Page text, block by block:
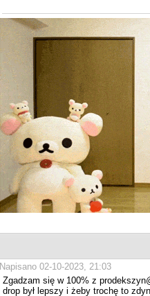
Napisano 02-10-2023, 21:03
Zgadzam się w 100% z
drop był lepszy i żeby trochę to